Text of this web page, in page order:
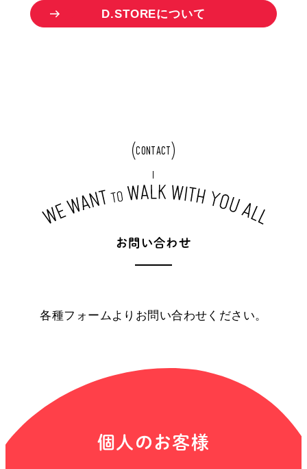
D.STOREについて
CONTACT
お 問 い合わせ
各種フォームよりお問い合わせください。
個人のお客様